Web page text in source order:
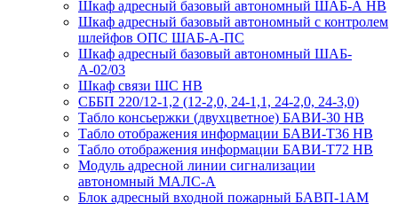
Шкаф адресный базовый автономный ШАБ-А НВ
Шкаф адресный базовый автономный с контролем
шлейфов ОПС ШАБ-А-ПС
Шкаф адресный базовый автономный ШАБ-
А-02/03
Шкаф связи ШС НВ
СББП 220/12-1,2 (12-2,0, 24-1,1, 24-2,0, 24-3,0)
Табло консьержки (двухцветное) БАВИ-30 НВ
Табло отображения информации БАВИ-Т36 НВ
Табло отображения информации БАВИ-Т72 НВ
Модуль адресной линии сигнализации
автономный МАЛС-А
Блок адресный входной пожарный БАВП-1АМ